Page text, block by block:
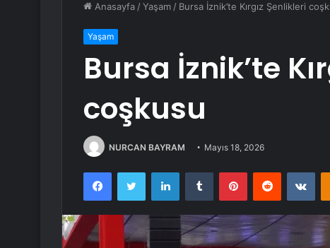
Anasayfa /Yaşam / Bursa İznik’te Kırgız Şenlikleri
Yaşam
Bursa İznik’te
coşkusu
NURCAN BAYRAM Mayıs 18, 2026
FacebookTwitter LinkedInTumblr PinterestReddit